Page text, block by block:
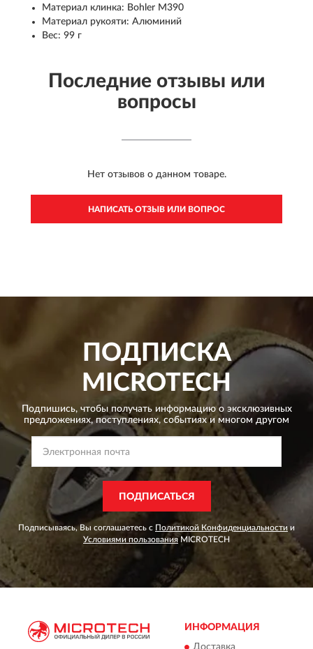
Материал клинка: Bohler M390
Материал рукояти: Алюминий
Вес: 99 г
Последние отзывы или
вопросы
Нет отзывов о данном товаре.
НАПИСАТЬ ОТЗЫВ ИЛИ ВОПРОС
ПОДПИСКА
MICROTECH
Подпишись, чтобы получать информацию о эксклюзивных
предложениях,поступлениях, событиях и многом другом
ПОДПИСАТЬСЯ
Подписываясь, Вы соглашаетесь с Политикой Конфиденциальности и
Условиями пользованияMICROTECH
ИНФОРМАЦИЯ